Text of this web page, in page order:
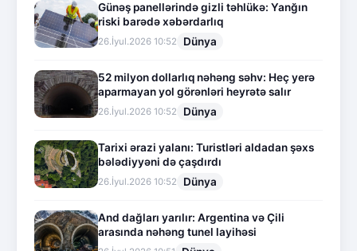
Günəş panellərində gizli təhlükə: Yanğın
riski barədə xəbərdarlıq
26.İyul.2026 10:52 Dünya
52 milyon dollarlıq nəhəng səhv: Heç yerə
aparmayan yol görənləri heyrətə salır
26.İyul.2026 10:52 Dünya
Tarixi ərazi yalanı: Turistləri aldadan şəxs
bələdiyyəni də çaşdırdı
26.İyul.2026 10:52 Dünya
And dağları yarılır: Argentina və Çili
arasında nəhəng tunel layihəsi